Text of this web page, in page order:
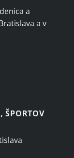
a
a v
ŠPORTOV